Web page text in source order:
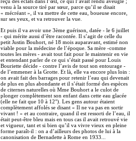
venu à la source tiré par sœur, parce qu’il se disait
« mécréant », il va mettre de cette eau, boueuse encore,
sur ses yeux, et va retrouver la vue.
Et puis il va avoir une 3ème guérison, datée - le 6 juillet
- qui mérite aussi d’être racontée. Il s’agit de celle du
petit Justin Bouhort, né 18 mois auparavant, estimé non
viable pour la médecine de l’époque. Sa mère -comme
toutes les mères - avait tout fait pour le maintenir en vie
et entendant parler de ce qui s’était passé pour Louis
Bouriette décide - contre l’avis de tout son entourage -
de l’emmener à la Grotte. Et là, elle va encore plus loin :
on avait fait des barrages pour retenir l’eau qui devenait
de plus en plus abondante et il s’était formé des espèces
de citernes naturelles où Mme Bouhort a le culot de
plonger complètement son enfant dans cette eau glacée
(elle ne fait que 10 à 12°). Les gens autour étaient
complètement affolés se disant « Il ne va pas en sortir
vivant ! » et au contraire, quand il est ressorti de l’eau, il
était peut-être bleu mais en tous cas il avait retrouvé vie
et vigueur, tant et si bien qu’il va vivre vieux en pleine
forme paraît-il : on a d’ailleurs des photos de lui à la
canonisation de Bernadette à Rome en 1933...